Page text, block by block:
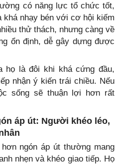
có năng lực tổ chức tốt,
khá nhạy bén với cơ hội kiếm
thử thách, nhưng càng về
ổn định, dễ gây dựng được
họ là đôi khi khá cứng đầu,
nhận ý kiến trái chiều. Nếu
sống sẽ thuận lợi hơn rất
áp út: Người khéo léo,
ngón áp út thường mang
nhẹn và khéo giao tiếp. Họ